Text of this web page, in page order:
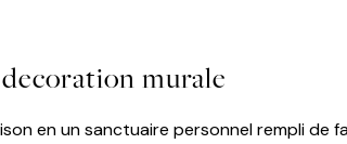
murale
en un sanctuaire personnel rempli